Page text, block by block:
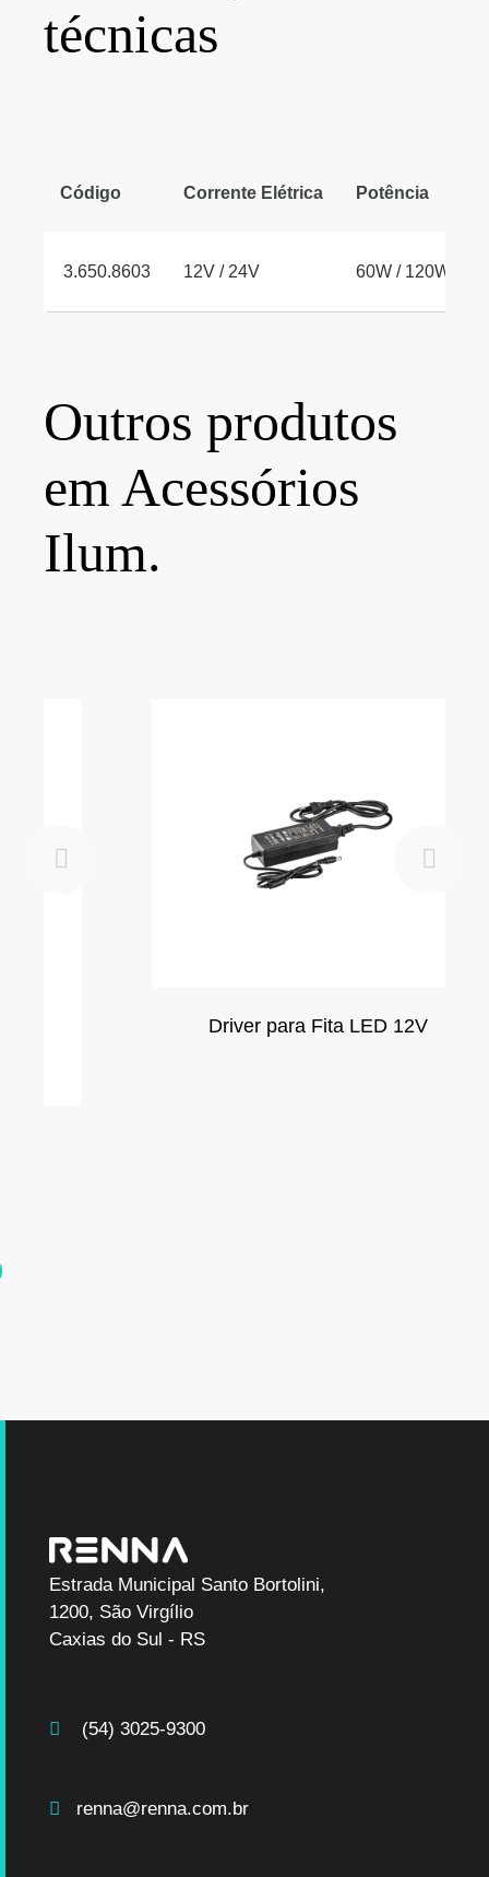
técnicas
Código Corrente Elétrica Potência
3.650.8603 12V / 24V 60W / 120W
Outros produtos
em Acessórios
Ilum.
Driver para Fita LED 12V
Estrada Municipal Santo Bortolini,
1200, São Virgílio
Caxias do Sul - RS
(54) 3025-9300
renna@renna.com.br